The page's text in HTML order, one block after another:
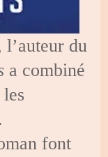
du
a combiné
font